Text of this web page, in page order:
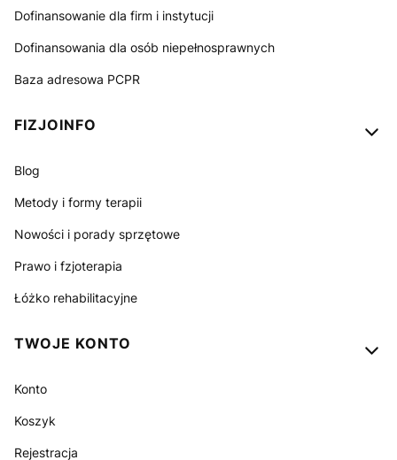
Dofinansowanie dla firm i instytucji
Dofinansowania dla osób niepełnosprawnych
Baza adresowa PCPR
FIZJOINFO
Blog
Metody i formy terapii
Nowości i porady sprzętowe
Prawo i fzjoterapia
Łóżko rehabilitacyjne
TWOJE KONTO
Konto
Koszyk
Rejestracja